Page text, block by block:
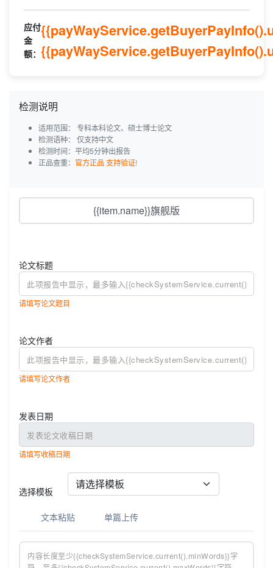
应付
金
额：
检测说明
适用范围： 专科本科论文、硕士博士论文
检测语种： 仅支持中文
检测时间：平均5分钟出报告
正品查重： 官方正品 支持验证!
{{item.name}}旗舰版
论文标题
请填写论文题目
论文作者
请填写论文作者
发表日期
请填写收稿日期
选择模板
文本粘贴 单篇上传